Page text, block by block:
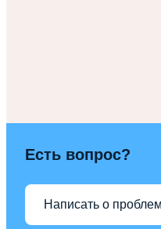
Есть вопрос?
Написать о